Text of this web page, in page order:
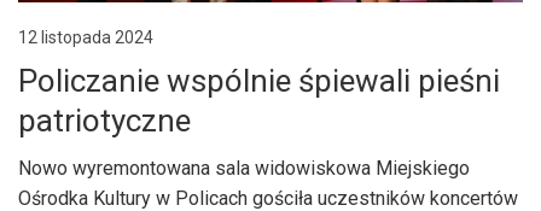
12 listopada 2024
Policzanie wspólnie śpiewali pieśni
patriotyczne
Nowo wyremontowana sala widowiskowa Miejskiego
Ośrodka Kultury w Policach gościła uczestników koncertów